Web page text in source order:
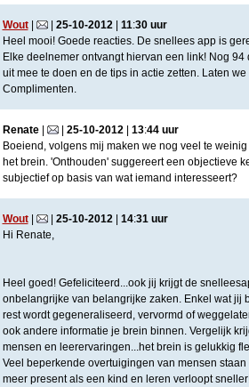
Wout| | 25-10-2012| 11:30 uur
Heel mooi! Goede reacties. De snellees app is
Elke deelnemer ontvangt hiervan een link! Nog
uit mee te doen en de tips in actie zetten. Laten
Complimenten.
Renate| | 25-10-2012| 13:44 uur
Boeiend, volgens mij maken we nog veel te
het brein. 'Onthouden' suggereert een objectieve
subjectief op basis van wat iemand interesseert?
Wout| | 25-10-2012| 14:31 uur
Hi Renate,
Heel goed! Gefeliciteerd...ook jij krijgt de
onbelangrijke van belangrijke zaken. Enkel wat jij
rest wordt gegeneraliseerd, vervormd of
ook andere informatie je brein binnen. Vergelijk
mensen en leerervaringen...het brein is gelukkig
Veel beperkende overtuigingen van mensen
meer present als een kind en leren verloopt